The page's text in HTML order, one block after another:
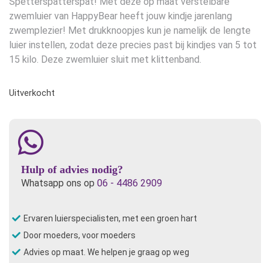
gebaseerd
opklant
waardering
zwemluier van HappyBear heeft jouw kindje jarenlang
zwemplezier! Met drukknoopjes kun je namelijk de lengte
luier instellen, zodat deze precies past bij kindjes van 5 tot
15 kilo. Deze zwemluier sluit met klittenband.
Uitverkocht
Hulp of advies nodig?
Whatsapp ons op 06 - 4486 2909
Ervaren luierspecialisten, met een groen hart
Door moeders, voor moeders
Advies op maat. We helpen je graag op weg